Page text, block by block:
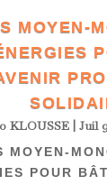
MOYEN-
KLOUSSE| Juil
MOYEN-
POUR